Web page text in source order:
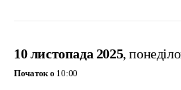
10 листопада 2025,
Початок о 10:00